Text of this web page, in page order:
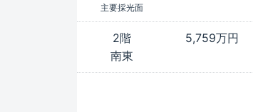
主要採光面
2階 5,759万円
南東